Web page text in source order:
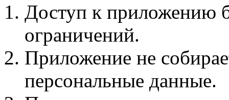
Доступ к приложению
ограничений.
Приложение не
персональные данные.